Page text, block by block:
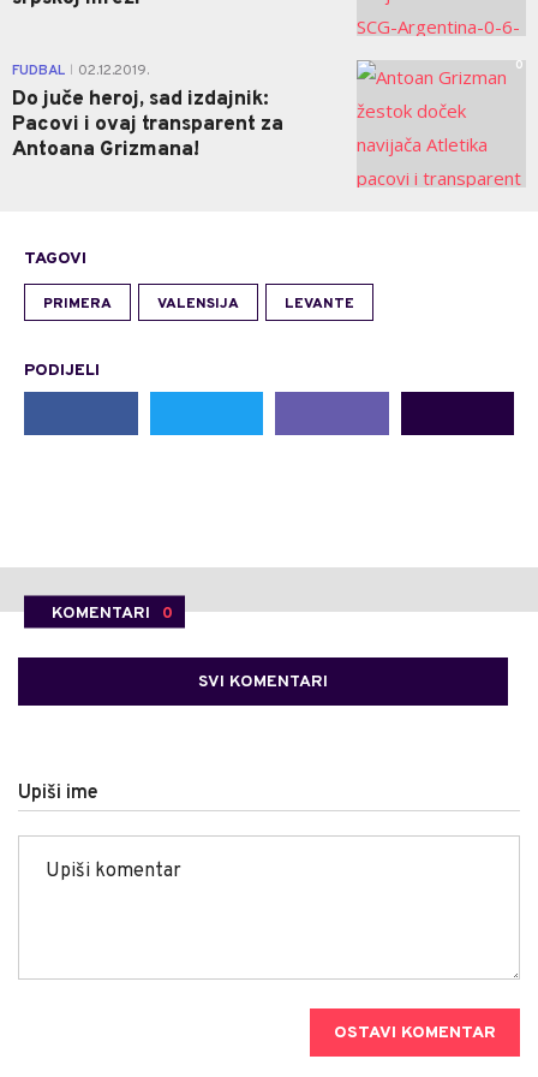
FUDBAL 02.12.2019.
Do juče heroj, sad izdajnik:
Pacovi i ovaj transparent za
Antoana Grizmana!
0
TAGOVI
PRIMERA VALENSIJA LEVANTE
PODIJELI
KOMENTARI 0
SVI KOMENTARI
Upiši ime
OSTAVI KOMENTAR